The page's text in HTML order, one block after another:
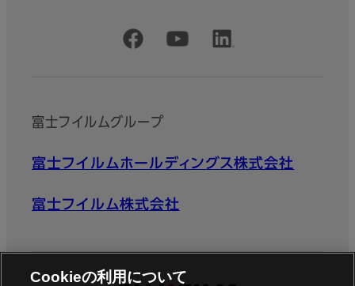
公式SNSアカウント
富士フイルムグループ
富士フイルムホールディングス株式会社
富士フイルム株式会社
Cookieの利用について